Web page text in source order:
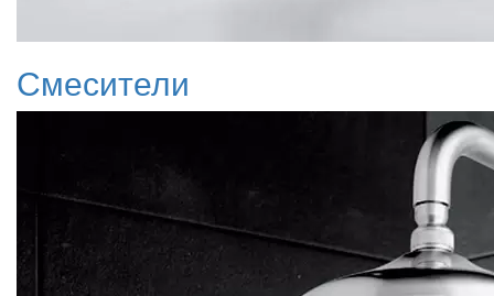
Смесители